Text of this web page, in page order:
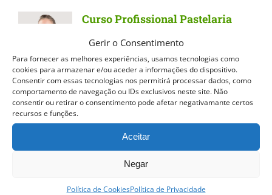
Gerir o Consentimento
Para fornecer as melhores experiências, usamos tecnologias como
cookies para armazenar e/ou aceder a informações do dispositivo.
Consentir com essas tecnologias nos permitirá processar dados, como
comportamento de navegação ou IDs exclusivos neste site. Não
consentir ou retirar o consentimento pode afetar negativamante certos
recursos e funções.
Aceitar
Negar
Política de CookiesPolítica de Privacidade
Curso Profissional Pastelaria
Curso Profissional Pastelaria
TradicionalDos quentinhos e
estaladiços Pastéis de Nata aos
deliciosos Croissants, o curso de
Pastelaria Tradicional permite
trabalhar vasta gama de produtos.